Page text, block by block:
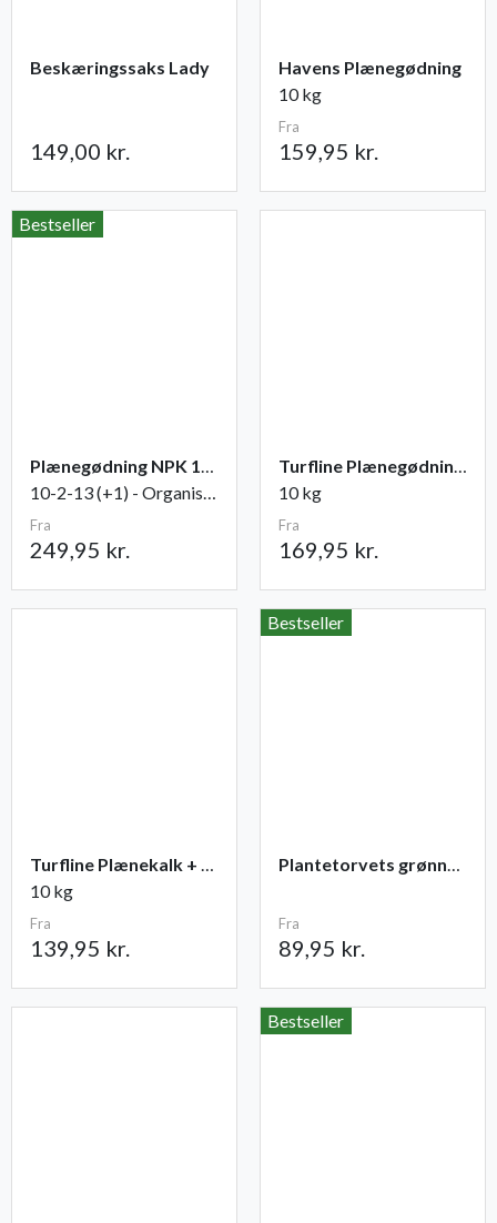
Beskæringssaks Lady
149,00 kr.
Havens Plænegødning
10 kg
Fra
159,95 kr.
Bestseller
Fra
249,95 kr.
10 kg
Fra
169,95 kr.
10 kg
Fra
139,95 kr.
Bestseller
Fra
89,95 kr.
Bestseller